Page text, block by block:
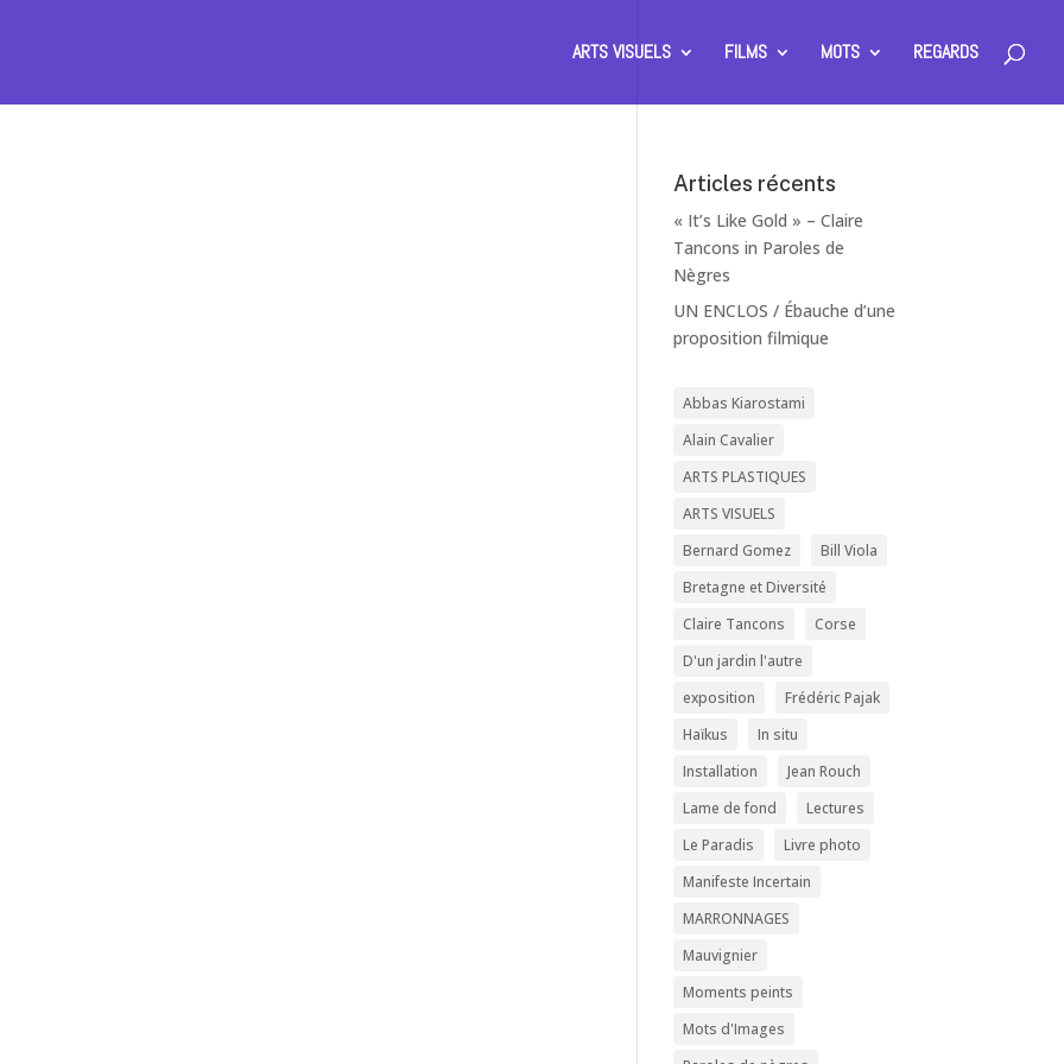
ARTS VISUELS FILMS MOTS REGARDS
Articles récents
« It’s Like Gold » – Claire
Tancons in Paroles de
Nègres
UN ENCLOS / Ébauche d’une
proposition filmique
Abbas Kiarostami
Alain Cavalier
ARTS PLASTIQUES
ARTS VISUELS
Bernard Gomez
Bill Viola
Bretagne et Diversité
Claire Tancons
Corse
D'un jardin l'autre
exposition
Frédéric Pajak
Haïkus
In situ
Installation
Jean Rouch
Lame de fond
Lectures
Le Paradis
Livre photo
Manifeste Incertain
MARRONNAGES
Mauvignier
Moments peints
Mots d'Images